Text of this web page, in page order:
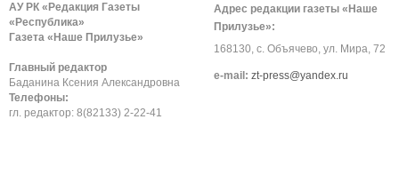
АУ РК «Редакция Газеты
«Республика»
Газета «Наше Прилузье»
Главный редактор
Баданина Ксения Александровна
Телефоны:
гл. редактор: 8(82133) 2-22-41
Адрес редакции газеты «Наше
Прилузье»:
168130, с. Объячево, ул. Мира, 72
е-mail: zt-press@yandex.ru